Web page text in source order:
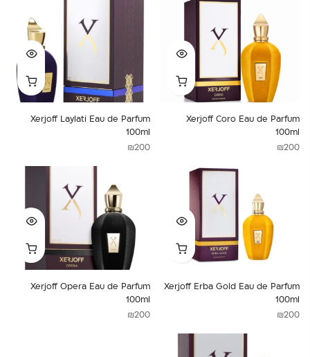
Xerjoff Coro Eau de Parfum
100ml
₪200
Xerjoff Laylati Eau de Parfum
100ml
₪200
Xerjoff Erba Gold Eau de Parfum
100ml
₪200
Xerjoff Opera Eau de Parfum
100ml
₪200